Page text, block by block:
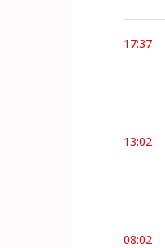
17:37
13:02
08:02